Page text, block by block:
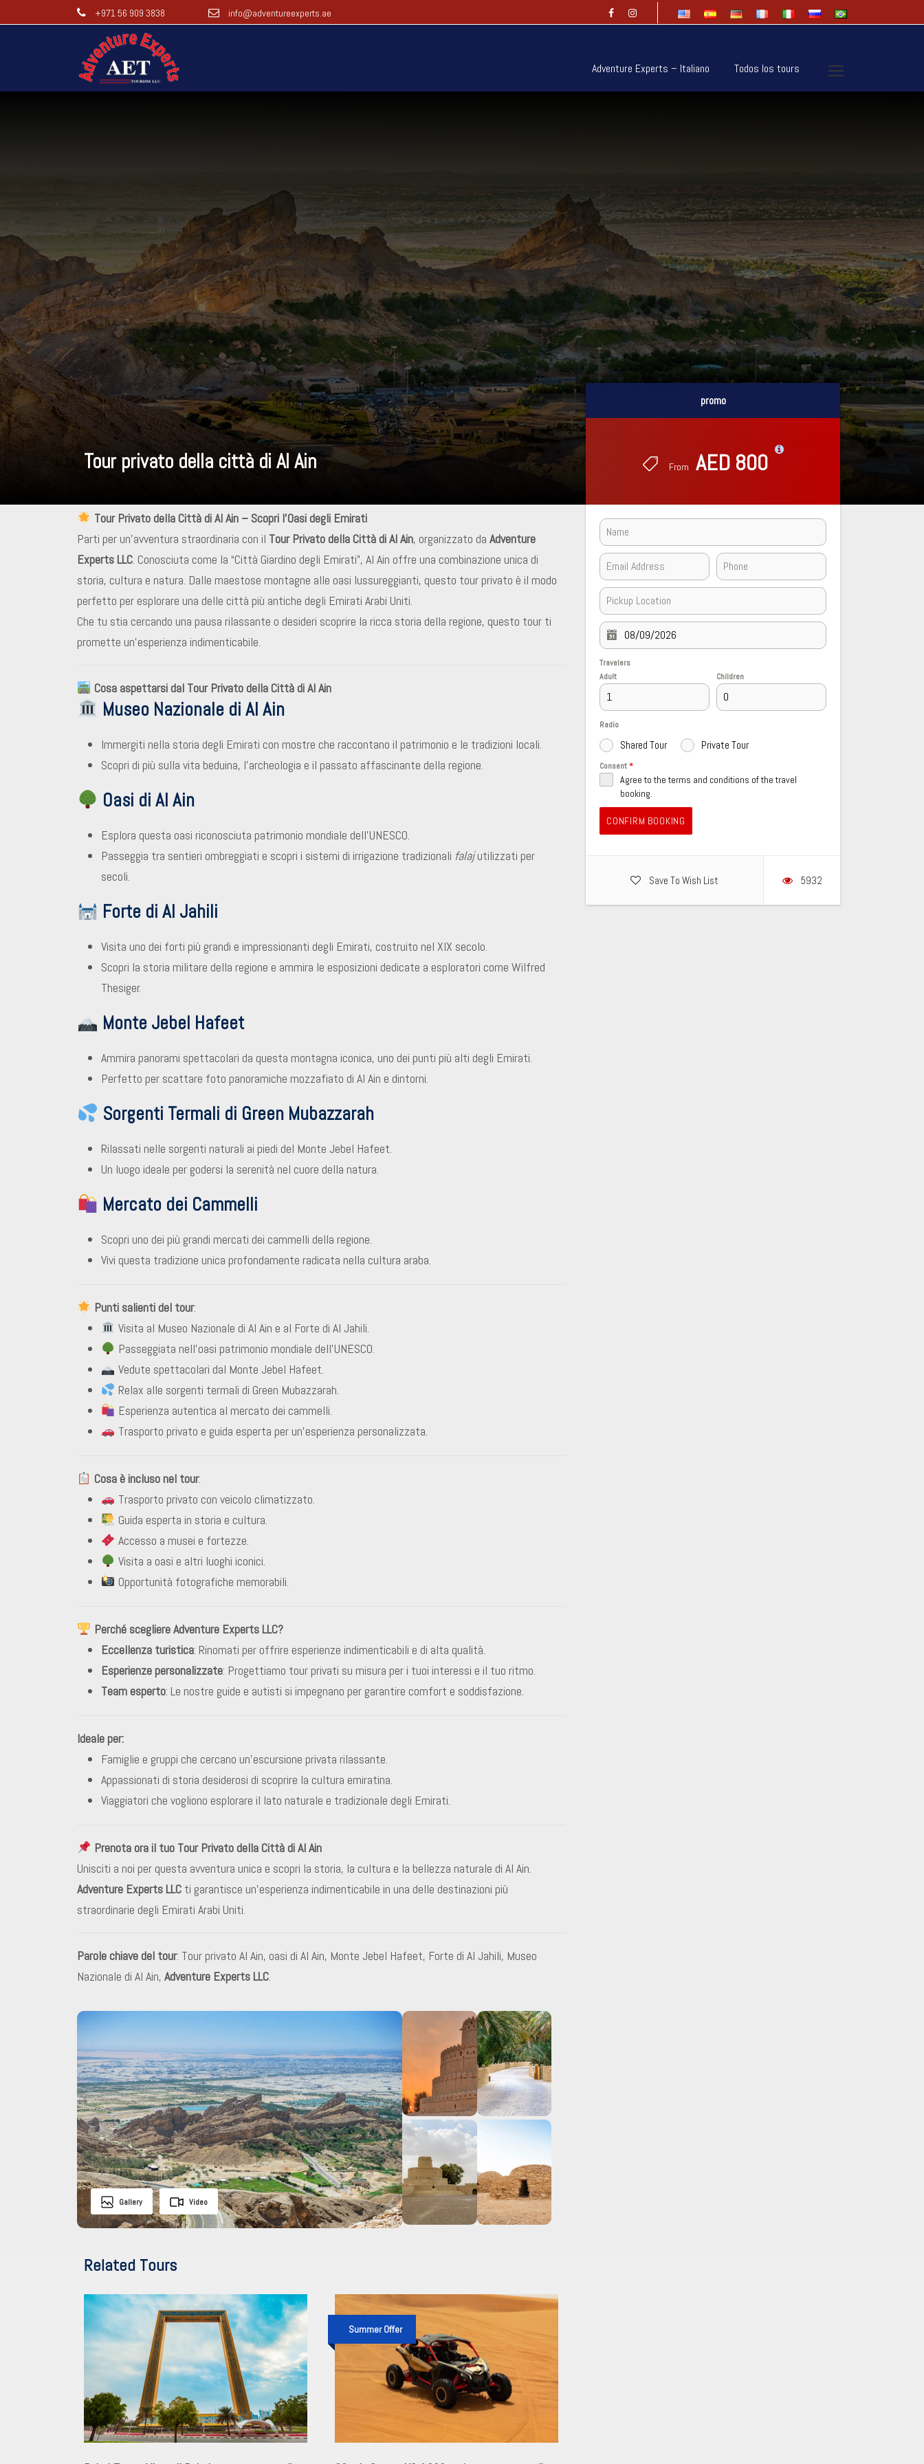
+971 56 909 3838 info@adventureexperts.ae
Adventure Experts – Italiano Todos los tours
Tour privato della città di Al Ain
promo
From AED 800
promo
From AED 800
Travelers
Adult
Children
Radio
Shared Tour Private Tour
Consent*
Agree to the terms and conditions of the travel
booking.
CONFIRM BOOKING
Save To Wish List 5932
Tour Privato della Città di Al Ain – Scopri l’Oasi degli Emirati
Parti per un’avventura straordinaria con il Tour Privato della Città di Al Ain, organizzato da Adventure
Experts LLC. Conosciuta come la “Città Giardino degli Emirati”, Al Ain offre una combinazione unica di
storia, cultura e natura. Dalle maestose montagne alle oasi lussureggianti, questo tour privato è il modo
perfetto per esplorare una delle città più antiche degli Emirati Arabi Uniti.
Che tu stia cercando una pausa rilassante o desideri scoprire la ricca storia della regione, questo tour ti
promette un’esperienza indimenticabile.
Cosa aspettarsi dal Tour Privato della Città di Al Ain
Museo Nazionale di Al Ain
Immergiti nella storia degli Emirati con mostre che raccontano il patrimonio e le tradizioni locali.
Scopri di più sulla vita beduina, l’archeologia e il passato affascinante della regione.
Oasi di Al Ain
Esplora questa oasi riconosciuta patrimonio mondiale dell’UNESCO.
Passeggia tra sentieri ombreggiati e scopri i sistemi di irrigazione tradizionali falajutilizzati per
secoli.
Forte di Al Jahili
Visita uno dei forti più grandi e impressionanti degli Emirati, costruito nel XIX secolo.
Scopri la storia militare della regione e ammira le esposizioni dedicate a esploratori come Wilfred
Thesiger.
Monte Jebel Hafeet
Ammira panorami spettacolari da questa montagna iconica, uno dei punti più alti degli Emirati.
Perfetto per scattare foto panoramiche mozzafiato di Al Ain e dintorni.
Sorgenti Termali di Green Mubazzarah
Rilassati nelle sorgenti naturali ai piedi del Monte Jebel Hafeet.
Un luogo ideale per godersi la serenità nel cuore della natura.
Mercato dei Cammelli
Scopri uno dei più grandi mercati dei cammelli della regione.
Vivi questa tradizione unica profondamente radicata nella cultura araba.
Punti salienti del tour:
Visita al Museo Nazionale di Al Ain e al Forte di Al Jahili.
Passeggiata nell’oasi patrimonio mondiale dell’UNESCO.
Vedute spettacolari dal Monte Jebel Hafeet.
Relax alle sorgenti termali di Green Mubazzarah.
Esperienza autentica al mercato dei cammelli.
Trasporto privato e guida esperta per un’esperienza personalizzata.
Cosa è incluso nel tour:
Trasporto privato con veicolo climatizzato.
Guida esperta in storia e cultura.
Accesso a musei e fortezze.
Visita a oasi e altri luoghi iconici.
Opportunità fotografiche memorabili.
Perché scegliere Adventure Experts LLC?
Eccellenza turistica: Rinomati per offrire esperienze indimenticabili e di alta qualità.
Esperienze personalizzate: Progettiamo tour privati su misura per i tuoi interessi e il tuo ritmo.
Team esperto: Le nostre guide e autisti si impegnano per garantire comfort e soddisfazione.
Ideale per:
Famiglie e gruppi che cercano un’escursione privata rilassante.
Appassionati di storia desiderosi di scoprire la cultura emiratina.
Viaggiatori che vogliono esplorare il lato naturale e tradizionale degli Emirati.
Prenota ora il tuo Tour Privato della Città di Al Ain
Unisciti a noi per questa avventura unica e scopri la storia, la cultura e la bellezza naturale di Al Ain.
Adventure Experts LLC ti garantisce un’esperienza indimenticabile in una delle destinazioni più
straordinarie degli Emirati Arabi Uniti.
Parole chiave del tour: Tour privato Al Ain, oasi di Al Ain, Monte Jebel Hafeet, Forte di Al Jahili, Museo
Nazionale di Al Ain, Adventure Experts LLC.
Gallery Video
Related Tours
Summer Offer